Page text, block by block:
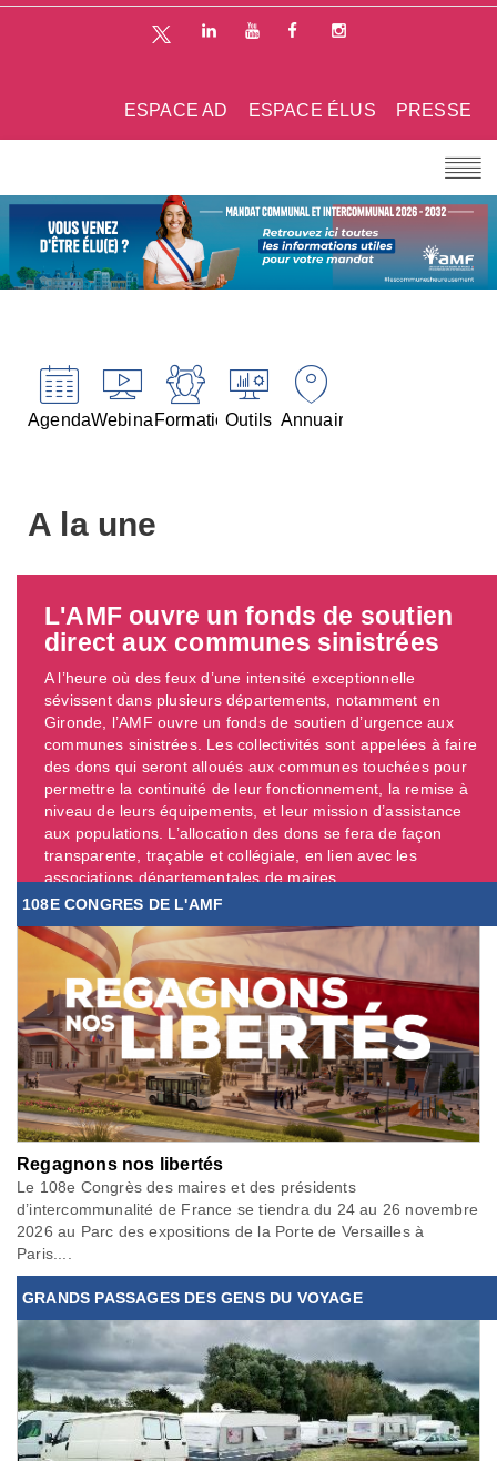
PRESSE
ESPACE ÉLUS
ESPACE AD
AgendaWebinairesFormationsOutils Annuaires
A la une
L'AMF ouvre un fonds de soutien
direct aux communes sinistrées
A l’heure où des feux d’une intensité exceptionnelle
sévissent dans plusieurs départements, notamment en
Gironde, l’AMF ouvre un fonds de soutien d’urgence aux
communes sinistrées. Les collectivités sont appelées à faire
des dons qui seront alloués aux communes touchées pour
permettre la continuité de leur fonctionnement, la remise à
niveau de leurs équipements, et leur mission d’assistance
aux populations. L’allocation des dons se fera de façon
transparente, traçable et collégiale, en lien avec les
associations départementales de maires. ...
108E CONGRES DE L'AMF
Regagnons nos libertés
Le 108e Congrès des maires et des présidents
d’intercommunalité de France se tiendra du 24 au 26 novembre
2026 au Parc des expositions de la Porte de Versailles à
Paris....
GRANDS PASSAGES DES GENS DU VOYAGE